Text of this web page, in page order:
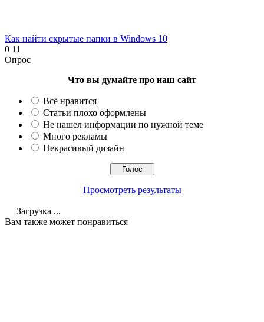
Как найти скрытые папки в Windows 10
0 11
Опрос
Что вы думайте про наш сайт
Всё нравится
Статьи плохо оформлены
Не нашел информации по нужной теме
Много рекламы
Некрасивый дизайн
Просмотреть результаты
Загрузка ...
Вам также может понравиться